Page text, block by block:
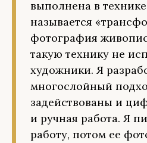
выполнена в
называется
фотография
такую технику не
художники. Я
многослойный
задействованы и
и ручная работа. Я
работу, потом ее